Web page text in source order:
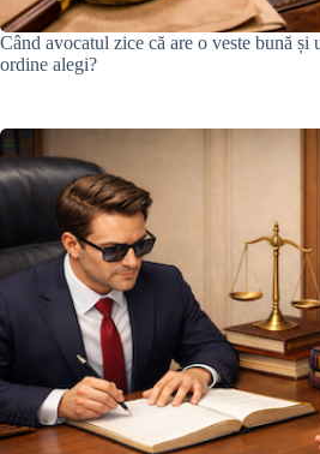
Când avocatul zice că are o veste bună și
ordine alegi?